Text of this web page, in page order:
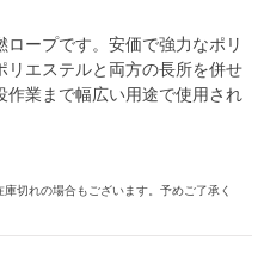
ープです。安価で強力なポリ
リエステルと両方の長所を併せ
作業まで幅広い用途で使用され
切れの場合もございます。予めご了承く